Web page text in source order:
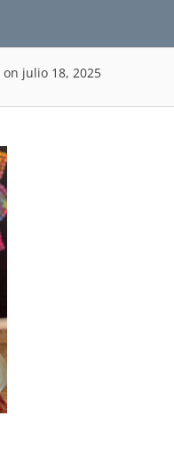
on julio 18, 2025